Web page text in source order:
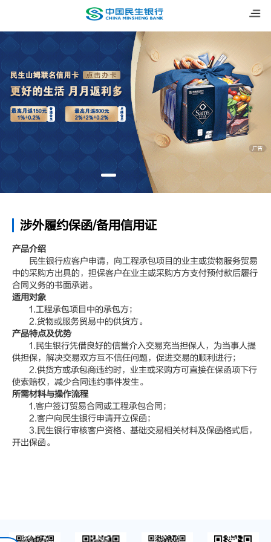
涉外履约保函/备用信用证
产品介绍
民生银行应客户申请，向工程承包项目的业主或货物服务贸易
中的采购方出具的，担保客户在业主或采购方方支付预付款后履行
合同义务的书面承诺。
适用对象
1.工程承包项目中的承包方；
2.货物或服务贸易中的供货方。
产品特点及优势
1.民生银行凭借良好的信誉介入交易充当担保人，为当事人提
供担保，解决交易双方互不信任问题，促进交易的顺利进行；
2.供货方或承包商违约时，业主或采购方可直接在保函项下行
使索赔权，减少合同违约事件发生。
所需材料与操作流程
1.客户签订贸易合同或工程承包合同；
2.客户向民生银行申请开立保函；
3.民生银行审核客户资格、基础交易相关材料及保函格式后，
开出保函。